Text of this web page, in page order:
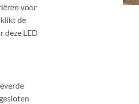
voor
klikt de
deze LED